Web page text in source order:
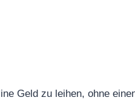
Geld zu leihen, ohne